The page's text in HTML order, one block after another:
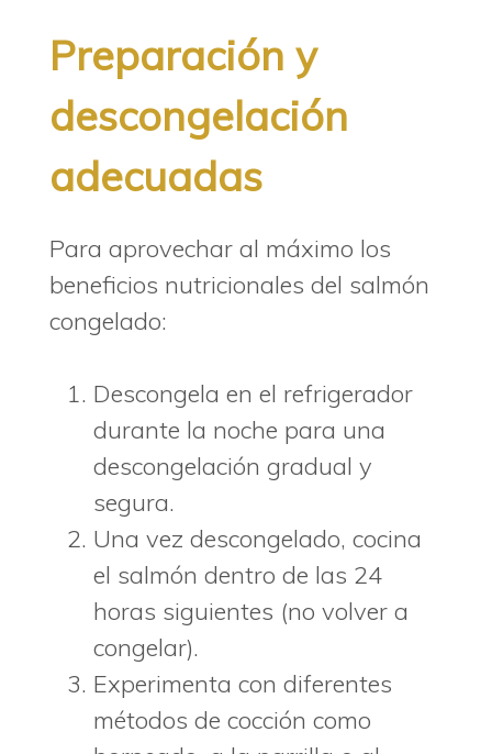
Preparación y
descongelación
adecuadas
Para aprovechar al máximo los
beneficios nutricionales del salmón
congelado:
Descongela en el refrigerador
durante la noche para una
descongelación gradual y
segura.
Una vez descongelado, cocina
el salmón dentro de las 24
horas siguientes (no volver a
congelar).
Experimenta con diferentes
métodos de cocción como